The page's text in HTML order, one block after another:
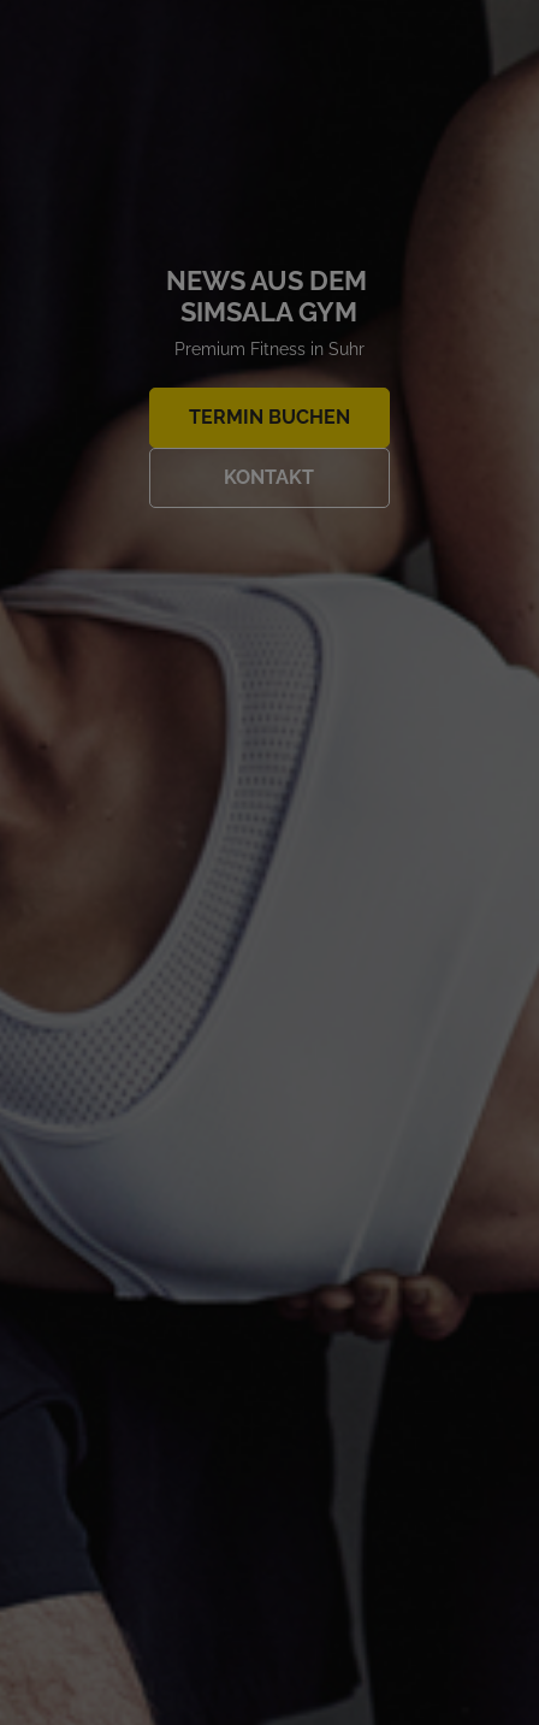
NEWS AUS DEM
SIMSALA GYM
Premium Fitness in Suhr
TERMIN BUCHEN
KONTAKT